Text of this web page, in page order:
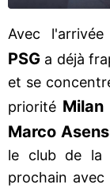
Avec
PSG a déjà
et se
priorité Milan
Marco
le club de la
prochain